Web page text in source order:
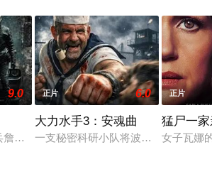
9.0
姆斯·毕肖普警探，正努力回归正常生活
正片 6.0
大力水手3：安魂曲
一支秘密科研小队将波派囚禁在地下
正片
猛尸一
女子瓦娜